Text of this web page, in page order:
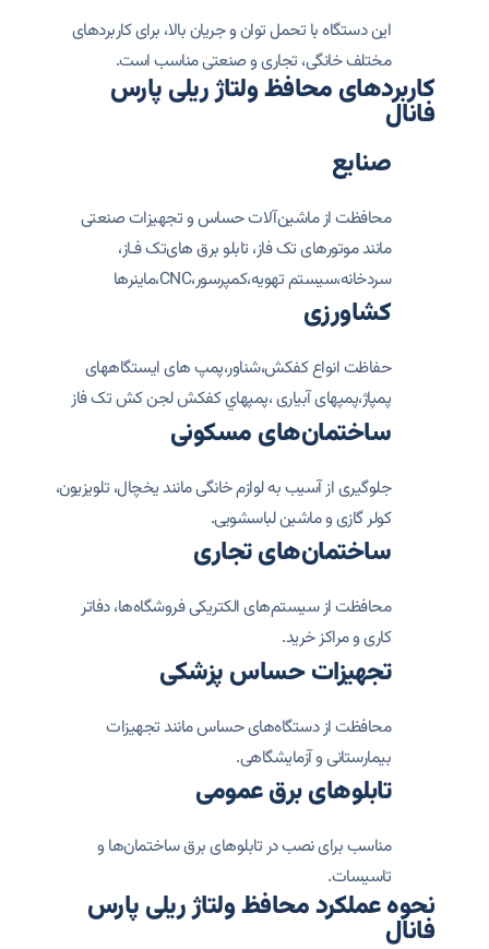
این دستگاه با تحمل توان و جریان بالا، برای کاربردهای
مختلف خانگی، تجاری و صنعتی مناسب است.
کاربردهای محافظ ولتاژ ریلی پارس
فانال
صنایع
محافظت از ماشین‌آلات حساس و تجهیزات صنعتی
مانند موتورهای تک فاز، تابلو برق هاى‌تک فـاز،
سردخانه،سیستم تهویه،کمپرسور،CNC،ماینرها
کشاورزی
حفاظت انواع کفکش،شناور،پمپ های ایستگاههای
پمپاژ،پمپهای آبیاری ،پمپهاي کفکش لجن کش تک فاز
ساختمان‌های مسکونی
جلوگیری از آسیب به لوازم خانگی مانند یخچال، تلویزیون،
کولر گازی و ماشین لباسشویی.
ساختمان‌های تجاری
محافظت از سیستم‌های الکتریکی فروشگاه‌ها، دفاتر
کاری و مراکز خرید.
تجهیزات حساس پزشکی
محافظت از دستگاه‌های حساس مانند تجهیزات
بیمارستانی و آزمایشگاهی.
تابلوهای برق عمومی
مناسب برای نصب در تابلوهای برق ساختمان‌ها و
تاسیسات.
نحوه عملکرد محافظ ولتاژ ریلی پارس
فانال